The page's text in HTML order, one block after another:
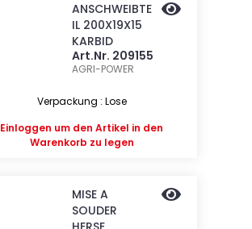
ANSCHWEIBTE
IL 200X19X15
KARBID
Art.Nr. 209155
AGRI-POWER
Verpackung : Lose
Einloggen um den Artikel in den
Warenkorb zu legen
MISE A
SOUDER